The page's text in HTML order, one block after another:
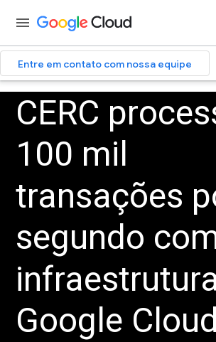
Entre em contato com nossa equipe
CERC
100 mil
transações
segundo
Google Cloud